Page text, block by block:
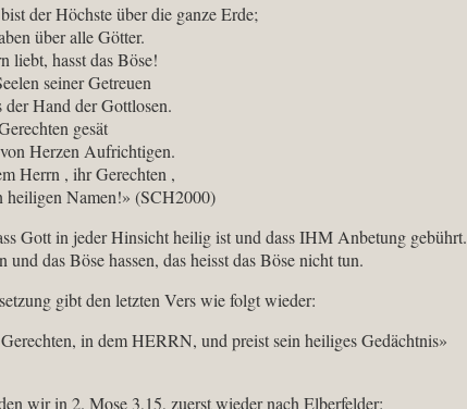
der Höchste über die ganze Erde;
über alle Götter.
liebt, hasst das Böse!
seiner Getreuen
der Hand der Gottlosen.
gesät
Herzen Aufrichtigen.
Herrn , ihr Gerechten ,
heiligen Namen!»‭ (SCH2000)
Gott in jeder Hinsicht heilig ist und dass IHM Anbetung gebührt.
das Böse hassen, das heisst das Böse nicht tun.
gibt den letzten Vers wie folgt wieder:
in dem HERRN, und preist sein heiliges Gedächtnis»
wir in 2. Mose 3,15, zuerst wieder nach Elberfelder: